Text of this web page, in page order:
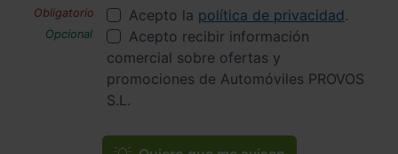
Acepto la política de privacidad.
Acepto recibir información
comercial sobre ofertas y
promociones de Automóviles PROVOS
S.L.